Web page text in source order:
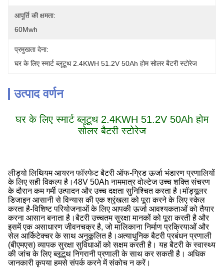
आपूर्ति की क्षमता:
60Mwh
प्रमुखता देना:
घर के लिए स्मार्ट ब्लूटूथ 2.4KWH 51.2V 50Ah होम सोलर बैटरी स्टोरेज
उत्पाद वर्णन
घर के लिए स्मार्ट ब्लूटूथ 2.4KWH 51.2V 50Ah होम
सोलर बैटरी स्टोरेज
लीड्यो लिथियम आयरन फॉस्फेट बैटरी ऑफ-ग्रिड ऊर्जा भंडारण प्रणालियों
के लिए सही विकल्प है।48V 50Ah नाममात्र वोल्टेज उच्च शक्ति संचरण
के दौरान कम गर्मी उत्पादन और उच्च दक्षता सुनिश्चित करता है।मॉड्यूलर
डिजाइन आसानी से विन्यास की एक श्रृंखला को पूरा करने के लिए स्केल
करता है-विशिष्ट परियोजनाओं के लिए आपकी ऊर्जा आवश्यकताओं को तैयार
करना आसान बनाता है।बैटरी उच्चतम सुरक्षा मानकों को पूरा करती है और
इसमें एक असाधारण जीवनचक्र है, जो मालिकाना निर्माण प्रक्रियाओं और
सेल आर्किटेक्चर के साथ अनुकूलित है।अत्याधुनिक बैटरी प्रबंधन प्रणाली
(बीएमएस) व्यापक सुरक्षा सुविधाओं को सक्षम करती है। यह बैटरी के स्वास्थ्य
की जांच के लिए ब्लूटूथ निगरानी प्रणाली के साथ कर सकती है। अधिक
जानकारी कृपया हमसे संपर्क करने में संकोच न करें।